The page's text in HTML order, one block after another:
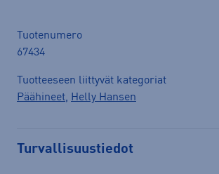
Tuotenumero
67434
Tuotteeseen liittyvät kategoriat
Päähineet, Helly Hansen
Turvallisuustiedot